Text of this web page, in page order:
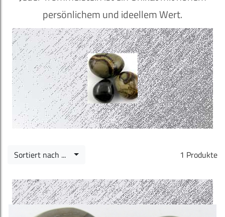
persönlichem und ideellem Wert.
1 Produkte
Sortiert nach ...